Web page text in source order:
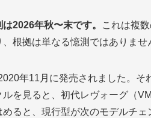
2026年秋〜末です。
これは複
根拠は単なる憶測ではありませ
年11月に発売されました。そ
を見ると、初代レヴォーグ（
ると、現行型が次のモデルチ